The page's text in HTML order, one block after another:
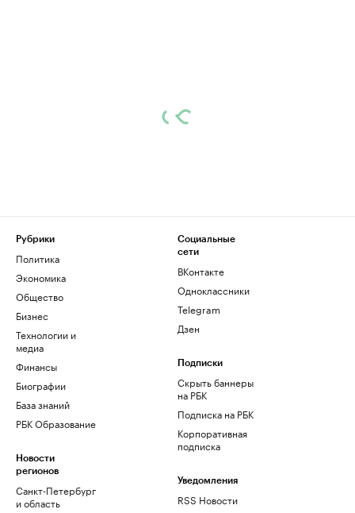
Рубрики
Политика
Экономика
Общество
Бизнес
Технологии и
медиа
Финансы
Биографии
База знаний
РБК Образование
Новости
регионов
Санкт-Петербург
и область
Социальные
сети
ВКонтакте
Одноклассники
Telegram
Дзен
Подписки
Скрыть баннеры
на РБК
Подписка на РБК
Корпоративная
подписка
Уведомления
RSS Новости